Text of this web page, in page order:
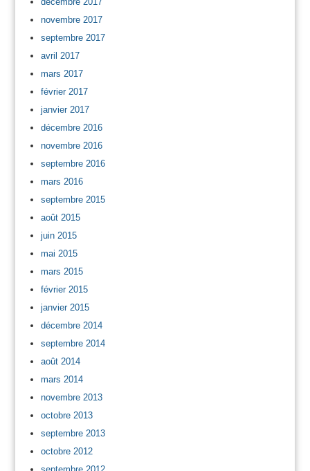
novembre 2017
septembre 2017
avril 2017
mars 2017
février 2017
janvier 2017
décembre 2016
novembre 2016
septembre 2016
mars 2016
septembre 2015
août 2015
juin 2015
mai 2015
mars 2015
février 2015
janvier 2015
décembre 2014
septembre 2014
août 2014
mars 2014
novembre 2013
octobre 2013
septembre 2013
octobre 2012